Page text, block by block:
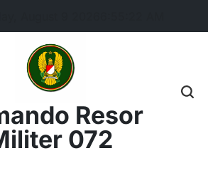
Resor
072